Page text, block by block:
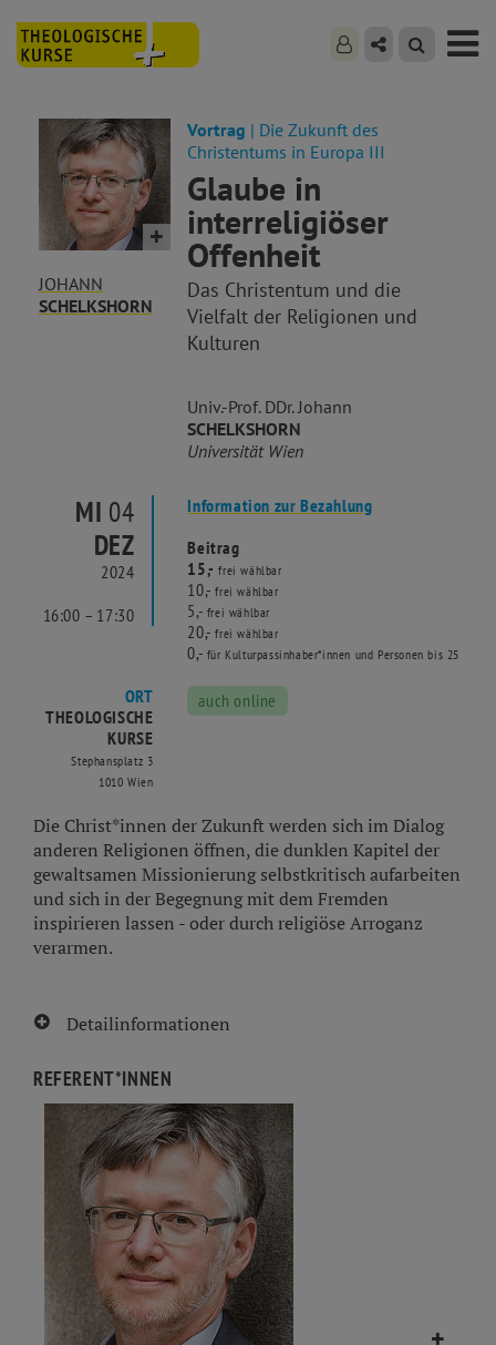
JOHANN
SCHELKSHORN
Vortrag | Die Zukunft des
Christentums in Europa III
Glaube in
interreligiöser
Offenheit
Das Christentum und die
Vielfalt der Religionen und
Kulturen
Univ.-Prof. DDr. Johann
SCHELKSHORN
Universität Wien
MI 04
DEZ
2024
16:00 – 17:30
Information zur Bezahlung
Beitrag
15,- frei wählbar
10,-frei wählbar
5,- frei wählbar
20,-frei wählbar
0,- für Kulturpassinhaber*innen und Personen bis 25
ORT
THEOLOGISCHE
KURSE
Stephansplatz 3
1010 Wien
auch online
Die Christ*innen der Zukunft werden sich im Dialog
anderen Religionen öffnen, die dunklen Kapitel der
gewaltsamen Missionierung selbstkritisch aufarbeiten
und sich in der Begegnung mit dem Fremden
inspirieren lassen - oder durch religiöse Arroganz
verarmen.
Detailinformationen
REFERENT*INNEN